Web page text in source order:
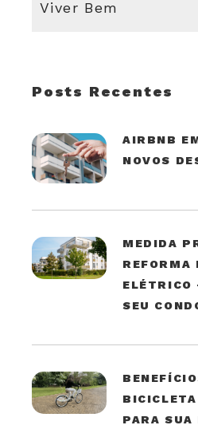
Viver Bem
Posts Recentes
AIRBNB
NOVOS
MEDIDA
REFORMA
ELÉTRICO
SEU
PARA SUA